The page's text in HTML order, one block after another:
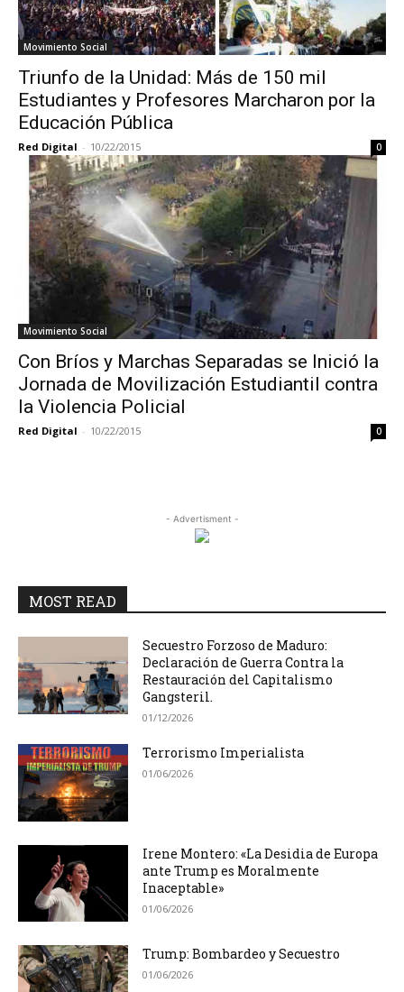
Movimiento Social
Triunfo de la Unidad: Más de 150 mil
Estudiantes y Profesores Marcharon por la
Educación Pública
Red Digital - 10/22/2015 0
Movimiento Social
Con Bríos y Marchas Separadas se Inició la
Jornada de Movilización Estudiantil contra
la Violencia Policial
Red Digital - 10/22/2015 0
- Advertisment -
MOST READ
Secuestro Forzoso de Maduro:
Declaración de Guerra Contra la
Restauración del Capitalismo
Gangsteril.
01/12/2026
Terrorismo Imperialista
01/06/2026
Irene Montero: «La Desidia de Europa
ante Trump es Moralmente
Inaceptable»
01/06/2026
Trump: Bombardeo y Secuestro
01/06/2026